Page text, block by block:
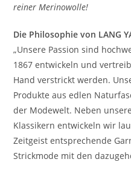
reiner Merinowolle!
Die Philosophie von LANG
„Unsere Passion sind
1867 entwickeln und
Hand verstrickt werden.
Produkte aus edlen
der Modewelt. Neben
Klassikern entwickeln wir
Zeitgeist entsprechende
Strickmode mit den